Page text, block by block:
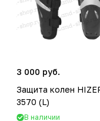
3 000 руб.
Защита колен
3570 (L)
В наличии